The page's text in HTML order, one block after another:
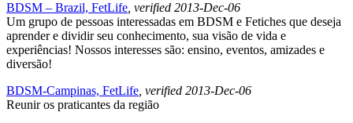
BDSM – Brazil, FetLife , verified 2013-Dec-06
Um grupo de pessoas interessadas em BDSM e Fetiches que deseja
aprender e dividir seu conhecimento, sua visão de vida e
experiências! Nossos interesses são: ensino, eventos, amizades e
diversão!
BDSM-Campinas, FetLife , verified 2013-Dec-06
Reunir os praticantes da região